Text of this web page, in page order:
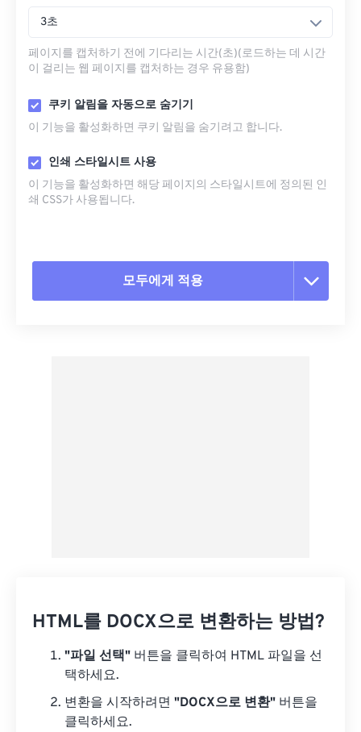
3초
페이지를 캡처하기 전에 기다리는 시간(초)(로드하는 데 시간
이 걸리는 웹 페이지를 캡처하는 경우 유용함)
쿠키 알림을 자동으로 숨기기
이 기능을 활성화하면 쿠키 알림을 숨기려고 합니다.
인쇄 스타일시트 사용
이 기능을 활성화하면 해당 페이지의 스타일시트에 정의된 인
쇄 CSS가 사용됩니다.
모두에게 적용
HTML를 DOCX으로 변환하는 방법?
"파일 선택" 버튼을 클릭하여 HTML 파일을 선
택하세요.
변환을 시작하려면 "DOCX으로 변환" 버튼을
클릭하세요.